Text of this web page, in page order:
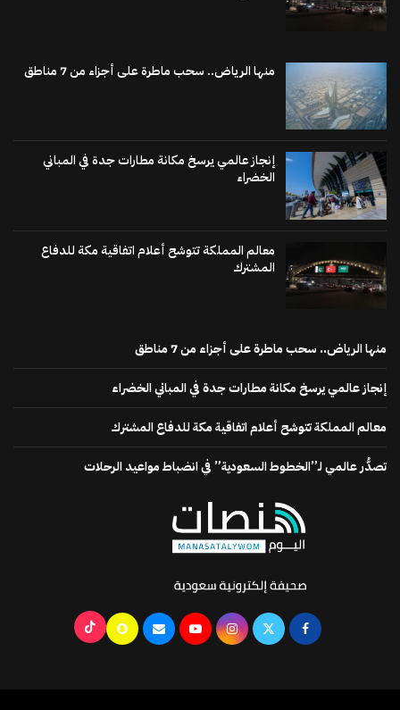
منها الرياض.. سحب ماطرة على أجزاء من 7 مناطق
إنجاز عالمي يرسخ مكانة مطارات جدة في المباني
الخضراء
معالم المملكة تتوشح أعلام اتفاقية مكة للدفاع
المشترك
منها الرياض.. سحب ماطرة على أجزاء من 7 مناطق
إنجاز عالمي يرسخ مكانة مطارات جدة في المباني الخضراء
معالم المملكة تتوشح أعلام اتفاقية مكة للدفاع المشترك
تصدُّر عالمي لـ”الخطوط السعودية” في انضباط مواعيد الرحلات